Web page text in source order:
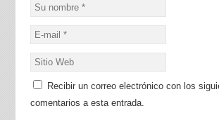
Recibir un correo electrónico con los
comentarios a esta entrada.